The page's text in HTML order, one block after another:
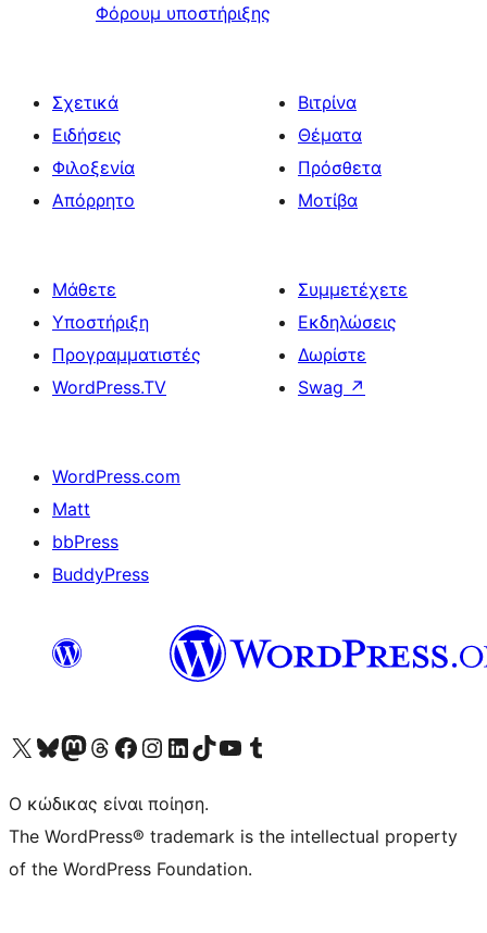
Φόρουμ υποστήριξης
Σχετικά
Ειδήσεις
Φιλοξενία
Απόρρητο
Βιτρίνα
Θέματα
Πρόσθετα
Μοτίβα
Μάθετε
Υποστήριξη
Προγραμματιστές
WordPress.TV
Συμμετέχετε
Εκδηλώσεις
Δωρίστε
Swag ↗
WordPress.com
Matt
bbPress
BuddyPress
Visit our X (formerly Twitter) account
Visit our Bluesky account
Επισκεφθείτε τον λογαριασμό μας στο Mastodon
Visit our Threads account
Επισκεφτείτε τη σελίδα μας στο Facebook
Επισκεφθείτε τον λογαριασμό μας Instagram
Επισκεφθείτε τον λογαριασμό μας LinkedIn
Visit our TikTok account
Visit our YouTube channel
Visit our Tumblr account
Ο κώδικας είναι ποίηση.
The WordPress® trademark is the intellectual property
of the WordPress Foundation.